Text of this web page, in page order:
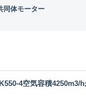
同体モーター
4空気容積4250m3/